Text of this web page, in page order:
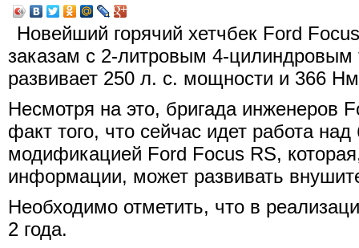
Новейший горячий хетчбек Ford
заказам с 2-литровым 4-
развивает 250 л. с. мощности и 366 Нм
Несмотря на это, бригада инженеров
факт того, что сейчас идет работа
модификацией Ford Focus RS,
информации, может развивать
Необходимо отметить, что в
2 года.